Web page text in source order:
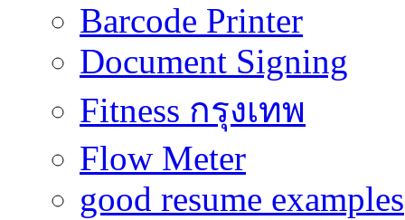
Barcode Printer
Document Signing
Fitness กรุงเทพ
Flow Meter
good resume examples